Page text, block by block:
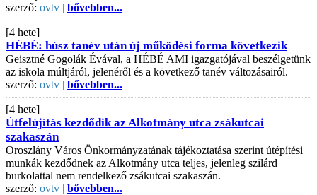
szerző: ovtv | bővebben...
[4 hete]
HÉBÉ: húsz tanév után új működési forma következik
Geisztné Gogolák Évával, a HÉBÉ AMI igazgatójával beszélgetünk
az iskola múltjáról, jelenéről és a következő tanév változásairól.
szerző: ovtv | bővebben...
[4 hete]
Útfelújítás kezdődik az Alkotmány utca zsákutcai
szakaszán
Oroszlány Város Önkormányzatának tájékoztatása szerint útépítési
munkák kezdődnek az Alkotmány utca teljes, jelenleg szilárd
burkolattal nem rendelkező zsákutcai szakaszán.
szerző: ovtv | bővebben...